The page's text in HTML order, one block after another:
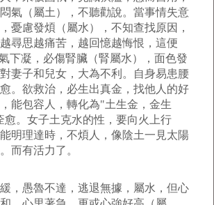
氣（屬土），不聽勸說。當事情失意
憂慮發煩（屬水），不知查找原因，
尋思越痛苦，越回憶越悔恨，這便
下凝，必傷腎臟（腎屬水），面色發
妻子和兒女，大為不利。自身易患腰
。欲救治，必生出真金，找他人的好
能包容人，轉化為"土生金，金生
愈。女子土克水的性，要向火上行
能明理達時，不煩人，像陰土一見太陽
而有活力了。
，愚魯不達，逃退無據，屬水，但心